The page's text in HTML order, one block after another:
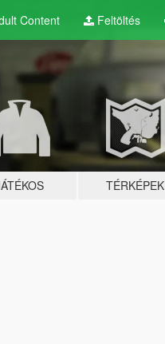
Content Feltöltés
TÉRKÉPEK